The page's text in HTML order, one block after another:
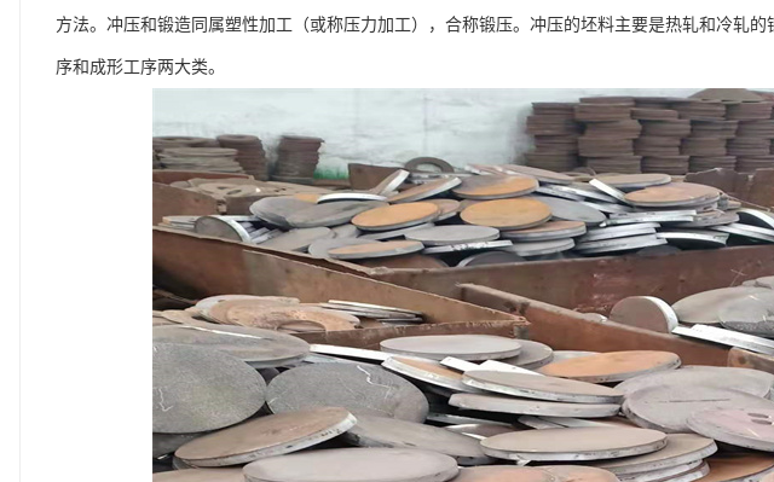
方法。冲压和锻造同属塑性加工（或称压力加工），合称锻压。冲压的坯料主要是热轧和冷轧
序和成形工序两大类。